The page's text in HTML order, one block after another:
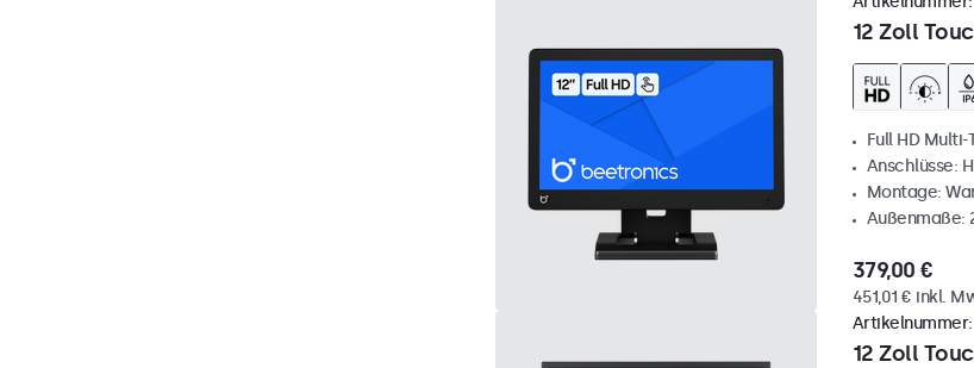
12 Zoll
Full HD Multi-
Anschlüsse:
Montage:
Außenmaße:
379,00 €
451,01 € inkl.
12 Zoll
Artikelnummer: